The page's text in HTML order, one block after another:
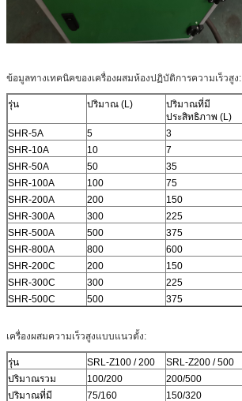
ข้อมูลทางเทคนิคของเครื่องผสมห้องปฏิบัติการความเร็วสูง:
รุ่น ปริมาณ (L)
ปริมาณที่มี
ประสิทธิภาพ (L)
SHR-5A 5 3
SHR-10A
10 7
SHR-50A
50 35
SHR-100A
100 75
SHR-200A
200 150
SHR-300A
300 225
SHR-500A
500 375
SHR-800A
800 600
SHR-200C
200 150
SHR-300C
300 225
SHR-500C
500 375
เครื่องผสมความเร็วสูงแบบแนวตั้ง:
รุ่น SRL-Z100 / 200 SRL-Z200 / 500
ปริมาณรวม
100/200 200/500
ปริมาณที่มี
75/160 150/320